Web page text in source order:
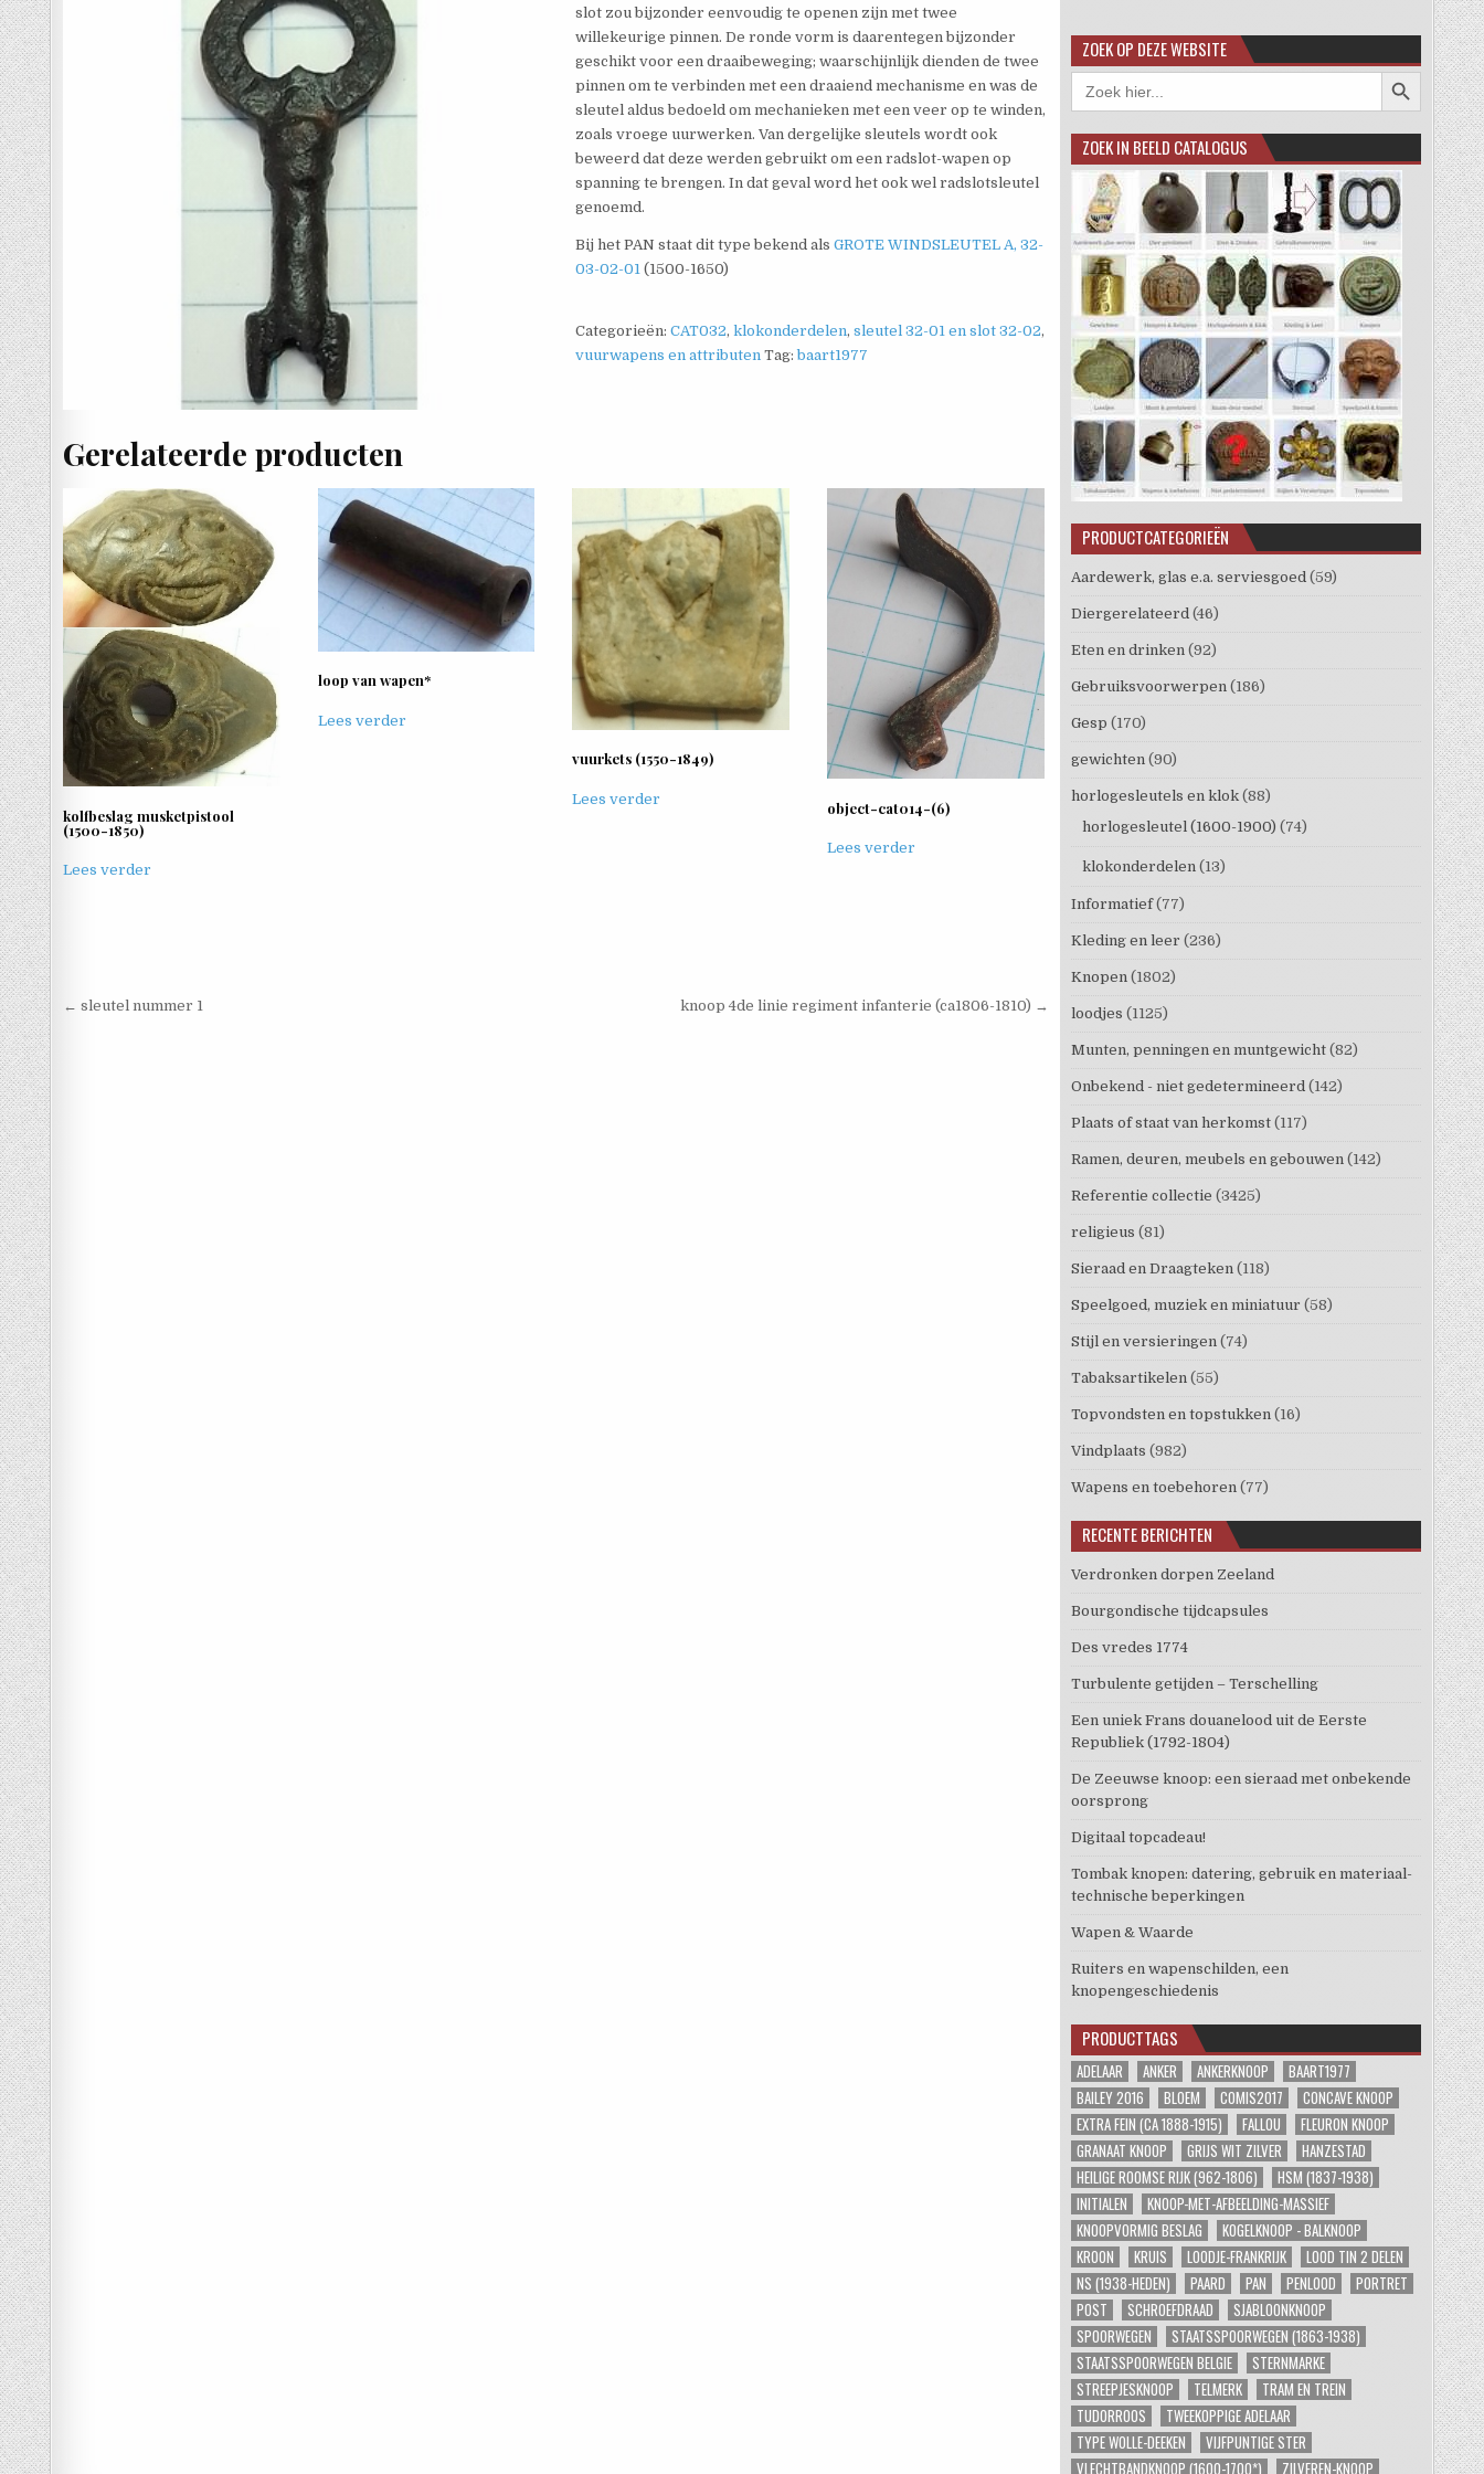
slot zou bijzonder eenvoudig te openen zijn met twee
willekeurige pinnen. De ronde vorm is daarentegen bijzonder
geschikt voor een draaibeweging; waarschijnlijk dienden de twee
pinnen om te verbinden met een draaiend mechanisme en was de
sleutel aldus bedoeld om mechanieken met een veer op te winden,
zoals vroege uurwerken. Van dergelijke sleutels wordt ook
beweerd dat deze werden gebruikt om een radslot-wapen op
spanning te brengen. In dat geval word het ook wel radslotsleutel
genoemd.
Bij het PAN staat dit type bekend alsGROTE WINDSLEUTEL A, 32-
03-02-01 (1500-1650)
Categorieën:CAT032,klokonderdelen,sleutel 32-01 en slot 32-02,
vuurwapens en attributen Tag:baart1977
Gerelateerde producten
kolfbeslag musketpistool
(1500-1850)
Lees verder
loop van wapen*
Lees verder
vuurkets (1550-1849)
Lees verder object-cat014-(6)
Lees verder
Berichtnavigatie
← sleutel nummer 1 knoop 4de linie regiment infanterie (ca1806-1810) →
ZOEK OP DEZE WEBSITE
Zoek
naar:
Zoekknop
ZOEK IN BEELD CATALOGUS
PRODUCTCATEGORIEËN
Aardewerk, glas e.a. serviesgoed (59)
Diergerelateerd (46)
Eten en drinken (92)
Gebruiksvoorwerpen (186)
Gesp (170)
gewichten (90)
horlogesleutels en klok (88)
horlogesleutel (1600-1900) (74)
klokonderdelen (13)
Informatief (77)
Kleding en leer (236)
Knopen (1802)
loodjes (1125)
Munten, penningen en muntgewicht (82)
Onbekend - niet gedetermineerd (142)
Plaats of staat van herkomst (117)
Ramen, deuren, meubels en gebouwen (142)
Referentie collectie (3425)
religieus (81)
Sieraad en Draagteken (118)
Speelgoed, muziek en miniatuur (58)
Stijl en versieringen (74)
Tabaksartikelen (55)
Topvondsten en topstukken (16)
Vindplaats (982)
Wapens en toebehoren (77)
RECENTE BERICHTEN
Verdronken dorpen Zeeland
Bourgondische tijdcapsules
Des vredes 1774
Turbulente getijden – Terschelling
Een uniek Frans douanelood uit de Eerste
Republiek (1792-1804)
De Zeeuwse knoop: een sieraad met onbekende
oorsprong
Digitaal topcadeau!
Tombak knopen: datering, gebruik en materiaal-
technische beperkingen
Wapen & Waarde
Ruiters en wapenschilden, een
knopengeschiedenis
PRODUCTTAGS
ADELAAR ANKER ANKERKNOOP
BAART1977
BAILEY 2016
BLOEM COMIS2017
CONCAVE KNOOP
EXTRA FEIN (CA 1888-1915)
FALLOU
FLEURON KNOOP
GRANAAT KNOOP
GRIJS WIT ZILVER
HANZESTAD
HEILIGE ROOMSE RIJK (962-1806)
HSM (1837-1938)
INITIALEN
KNOOP-MET-AFBEELDING-MASSIEF
KNOOPVORMIG BESLAG
KOGELKNOOP - BALKNOOP
KROON
KRUIS LOODJE-FRANKRIJK
LOOD TIN 2 DELEN
NS (1938-HEDEN)
PAARD PAN PENLOOD
PORTRET
POST
SCHROEFDRAAD
SJABLOONKNOOP
SPOORWEGEN
STAATSSPOORWEGEN (1863-1938)
STAATSSPOORWEGEN BELGIE
STERNMARKE
STREEPJESKNOOP
TELMERK
TRAM EN TREIN
TUDORROOS
TWEEKOPPIGE ADELAAR
TYPE WOLLE-DEEKEN
VIJFPUNTIGE STER
VLECHTBANDKNOOP (1600-1700*)
ZILVEREN-KNOOP